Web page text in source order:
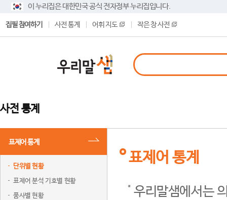
이 누리집은 대한민국 공식 전자정부 누리집입니다.
집필 참여하기 사전 통계 어휘 지도 작은 창 사전
사전 통계
표제어 통계
단위별 현황
표제어 분석 기호별 현황
품사별 현황
표제어 통계
우리말샘에서는